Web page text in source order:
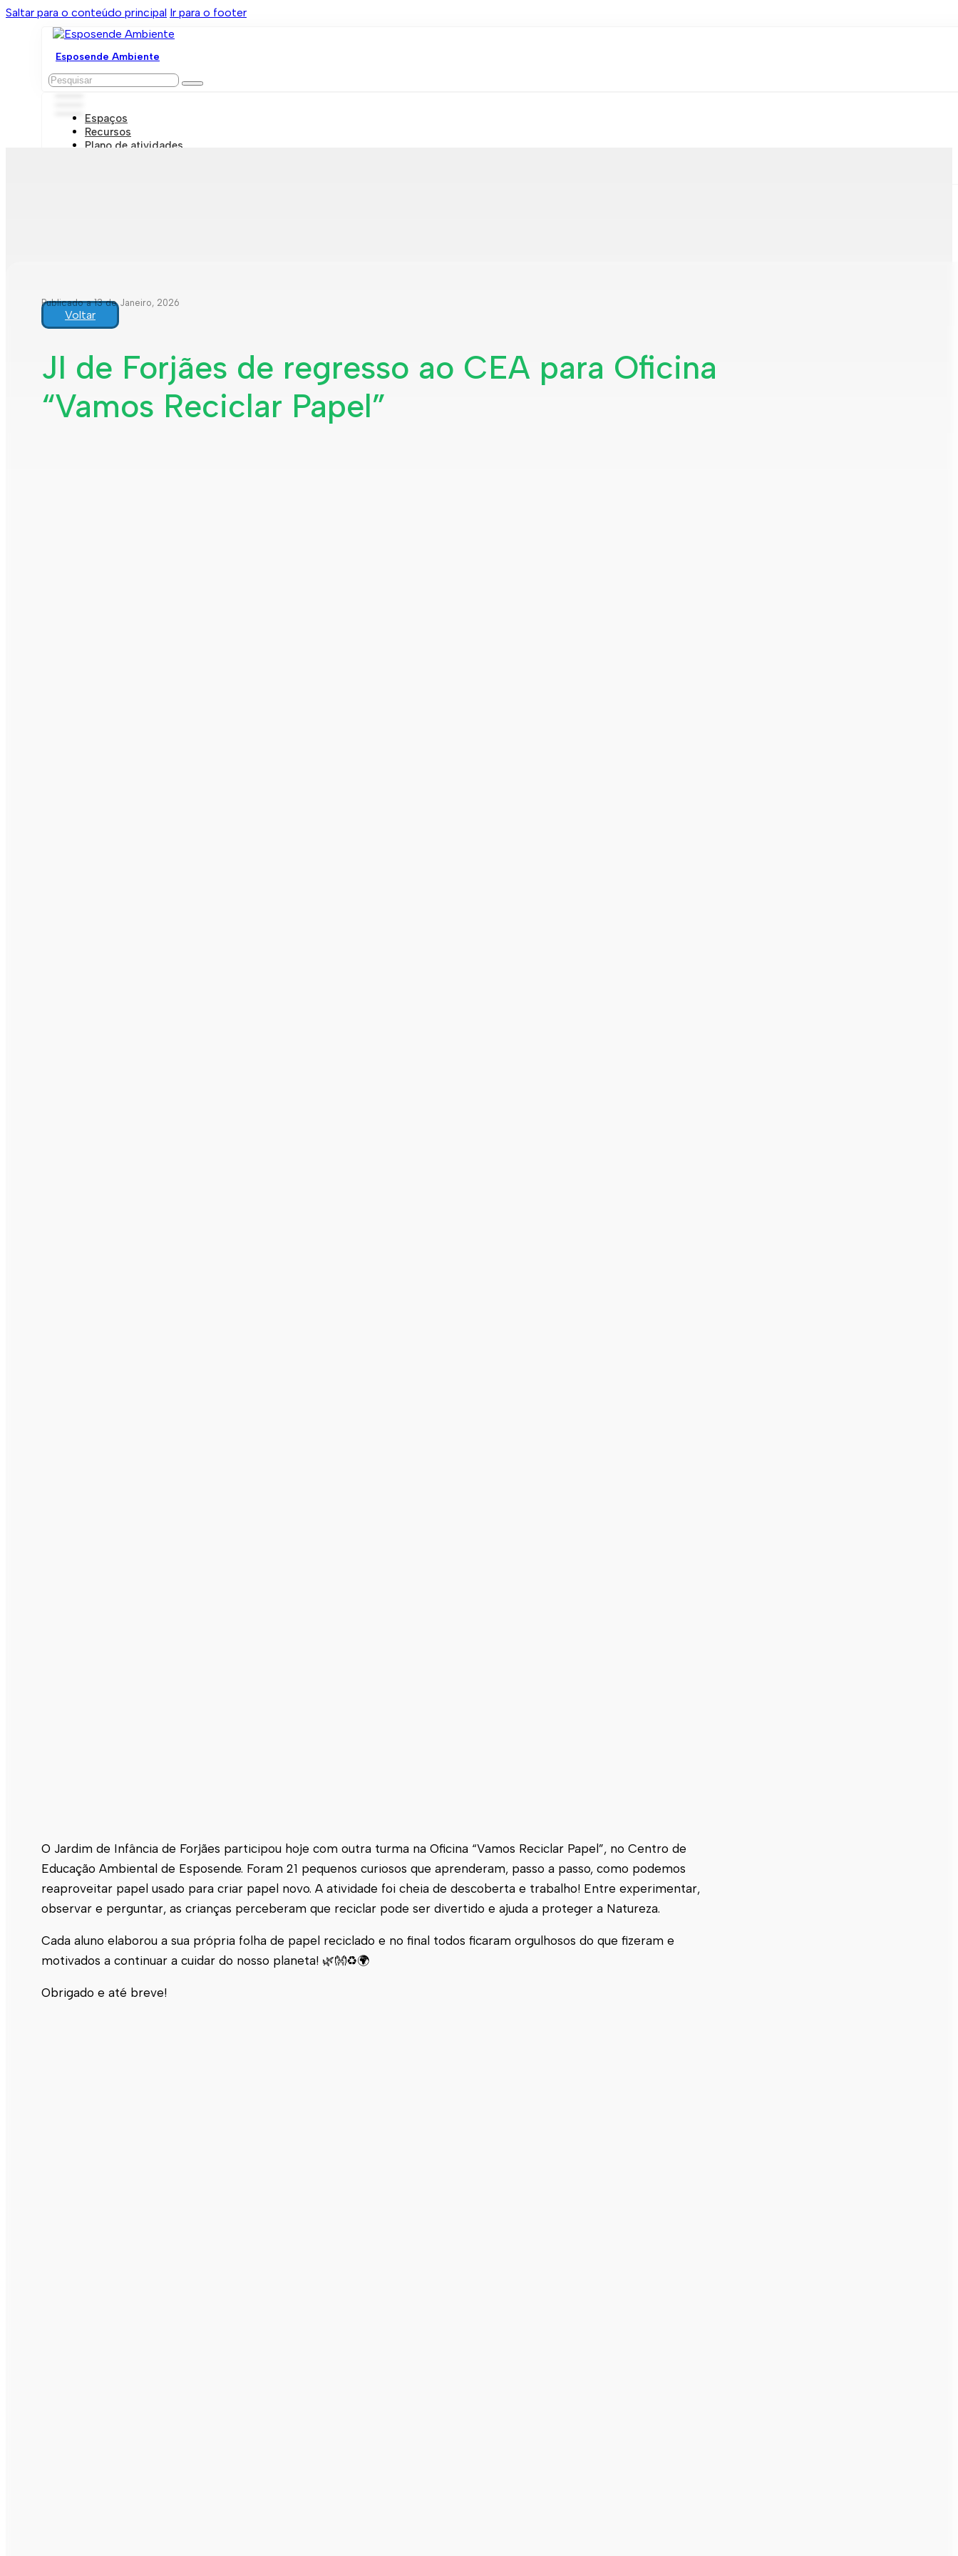
Saltar para o conteúdo principal Ir para o footer
Esposende Ambiente
Pesquisar
Espaços
Recursos
Plano de atividades
Publicado a 13 de Janeiro, 2026
Voltar
JI de Forjães de regresso ao CEA para Oficina
“Vamos Reciclar Papel”
O Jardim de Infância de Forjães participou hoje com outra turma na Oficina “Vamos Reciclar Papel”, no Centro de
Educação Ambiental de Esposende. Foram 21 pequenos curiosos que aprenderam, passo a passo, como podemos
reaproveitar papel usado para criar papel novo. A atividade foi cheia de descoberta e trabalho! Entre experimentar,
observar e perguntar, as crianças perceberam que reciclar pode ser divertido e ajuda a proteger a Natureza.
Cada aluno elaborou a sua própria folha de papel reciclado e no final todos ficaram orgulhosos do que fizeram e
motivados a continuar a cuidar do nosso planeta! 🌿👐♻️🌍
Obrigado e até breve!